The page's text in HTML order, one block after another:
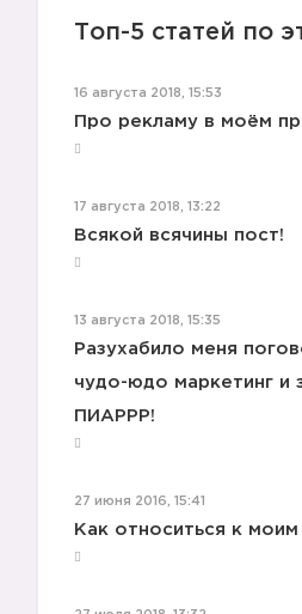
Топ-5 статей по
16 августа 2018, 15:53
Про рекламу в моём
17 августа 2018, 13:22
Всякой всячины пост!
13 августа 2018, 15:35
Разухабило меня
чудо-юдо маркетинг и
ПИАРРР!
27 июня 2016, 15:41
Как относиться к